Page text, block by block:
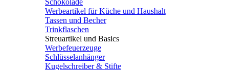
Schokolade
Werbeartikel für Küche und Haushalt
Tassen und Becher
Trinkflaschen
Streuartikel und Basics
Werbefeuerzeuge
Schlüsselanhänger
Kugelschreiber & Stifte